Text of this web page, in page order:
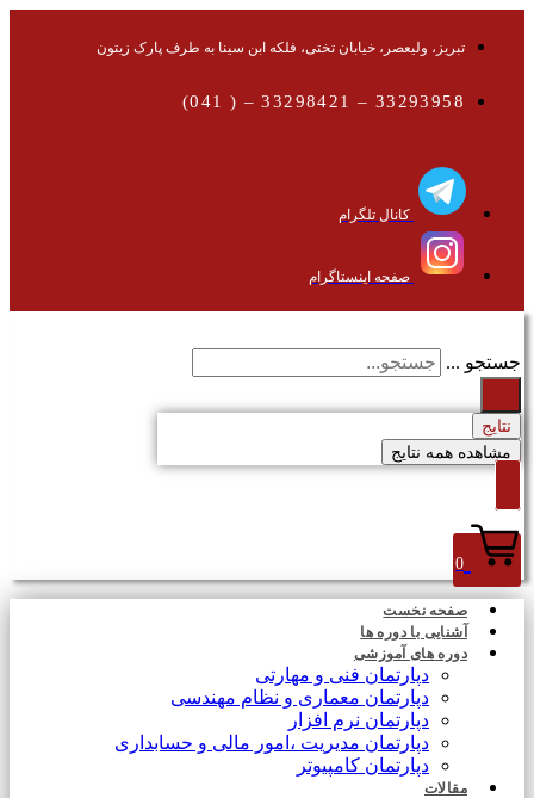
تبریز، ولیعصر، خیابان تختی، فلکه ابن سینا به طرف پارک زیتون
33293958 – 33298421 – ( 041)
کانال تلگرام
صفحه اینستاگرام
جستجو ...
نتایج
مشاهده همه نتایج
صفحه نخست
آشنایی با دوره ها
دوره های آموزشی
دپارتمان فنی و مهارتی
دپارتمان معماری و نظام مهندسی
دپارتمان نرم افزار
دپارتمان مدیریت ،امور مالی و حسابداری
دپارتمان کامپیوتر
مقالات